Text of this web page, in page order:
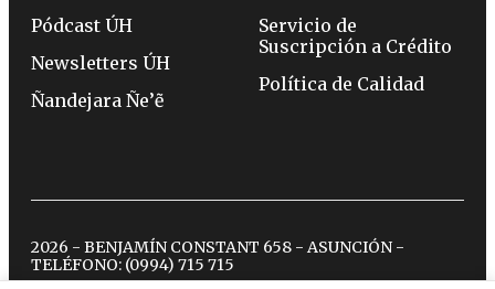
Pódcast ÚH
Newsletters ÚH
Ñandejara Ñe’ẽ
Servicio de
Suscripción a Crédito
Política de Calidad
2026 - BENJAMÍN CONSTANT 658 - ASUNCIÓN -
TELÉFONO: (0994) 715 715